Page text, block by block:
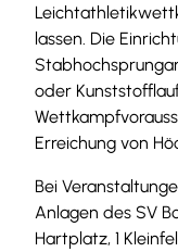
lassen. Die
oder
Erreichung von
Bei
Anlagen des SV
Hartplatz, 1